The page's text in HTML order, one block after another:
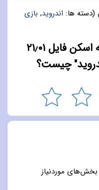
(دسته ها: اندروید, بازی
رای شما به "دانلود برنامه اسکن فایل ۲۱٫۰۱
بخش‌های موردنیاز